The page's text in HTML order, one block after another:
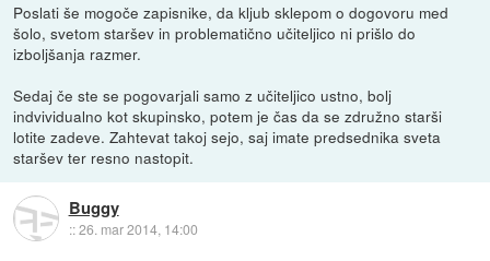
Poslati še mogoče zapisnike, da kljub sklepom o dogovoru med
šolo, svetom staršev in problematično učiteljico ni prišlo do
izboljšanja razmer.
Sedaj če ste se pogovarjali samo z učiteljico ustno, bolj
indvividualno kot skupinsko, potem je čas da se združno starši
lotite zadeve. Zahtevat takoj sejo, saj imate predsednika sveta
staršev ter resno nastopit.
Buggy
::26. mar 2014, 14:00